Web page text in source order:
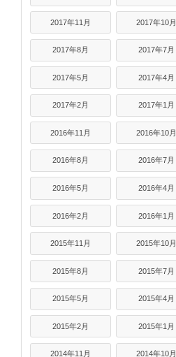
2017年11月 2017年10月
2017年8月 2017年7月
2017年5月 2017年4月
2017年2月 2017年1月
2016年11月 2016年10月
2016年8月 2016年7月
2016年5月 2016年4月
2016年2月 2016年1月
2015年11月 2015年10月
2015年8月 2015年7月
2015年5月 2015年4月
2015年2月 2015年1月
2014年11月 2014年10月